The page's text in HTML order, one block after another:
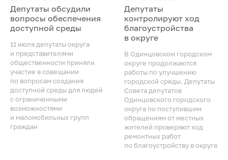
Депутаты обсудили
вопросы обеспечения
доступной среды
11 июля депутаты округа
и представителями
общественности приняли
участие в совещании
по вопросам создания
доступной среды для людей
с ограниченными
возможностями
и маломобильных групп
граждан
Депутаты
контролируют ход
благоустройства
в округе
В Одинцовском городском
округе продолжаются
работы по улучшению
городской среды. Депутаты
Совета депутатов
Одинцовского городского
округа по поступившим
обращениям от местных
жителей проверяют ход
ремонтных работ
по благоустройству в округе